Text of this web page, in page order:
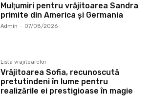
Mulţumiri pentru vrăjitoarea Sandra
primite din America și Germania
Admin - 07/08/2026
Lista vrajitoarelor
Vrăjitoarea Sofia, recunoscută
pretutindeni în lume pentru
realizările ei prestigioase în magie